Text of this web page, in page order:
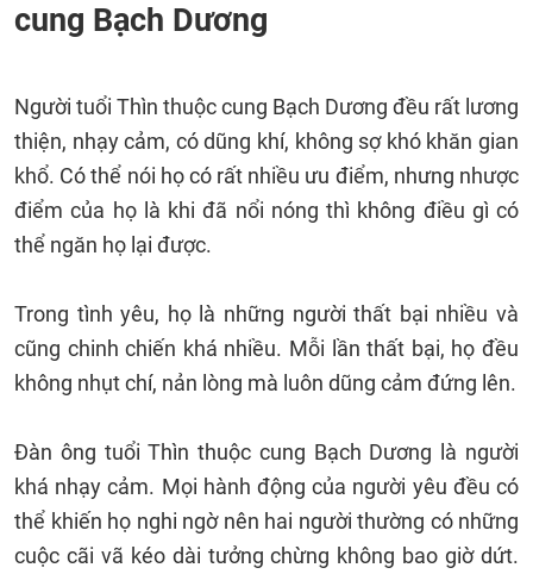
cung Bạch Dương
Người tuổi Thìn thuộc cung Bạch Dương đều rất lương
thiện, nhạy cảm, có dũng khí, không sợ khó khăn gian
khổ. Có thể nói họ có rất nhiều ưu điểm, nhưng nhược
điểm của họ là khi đã nổi nóng thì không điều gì có
thể ngăn họ lại được.
Trong tình yêu, họ là những người thất bại nhiều và
cũng chinh chiến khá nhiều. Mỗi lần thất bại, họ đều
không nhụt chí, nản lòng mà luôn dũng cảm đứng lên.
Đàn ông tuổi Thìn thuộc cung Bạch Dương là người
khá nhạy cảm. Mọi hành động của người yêu đều có
thể khiến họ nghi ngờ nên hai người thường có những
cuộc cãi vã kéo dài tưởng chừng không bao giờ dứt.